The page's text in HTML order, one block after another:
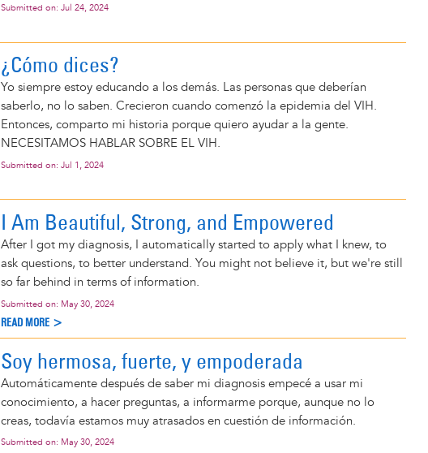
Submitted on: Jul 24, 2024
¿Cómo dices?
Yo siempre estoy educando a los demás. Las personas que deberían
saberlo, no lo saben. Crecieron cuando comenzó la epidemia del VIH.
Entonces, comparto mi historia porque quiero ayudar a la gente.
NECESITAMOS HABLAR SOBRE EL VIH.
Submitted on: Jul 1, 2024
I Am Beautiful, Strong, and Empowered
After I got my diagnosis, I automatically started to apply what I knew, to
ask questions, to better understand. You might not believe it, but we're still
so far behind in terms of information.
Submitted on: May 30, 2024
READ MORE >
Soy hermosa, fuerte, y empoderada
Automáticamente después de saber mi diagnosis empecé a usar mi
conocimiento, a hacer preguntas, a informarme porque, aunque no lo
creas, todavía estamos muy atrasados en cuestión de información.
Submitted on: May 30, 2024